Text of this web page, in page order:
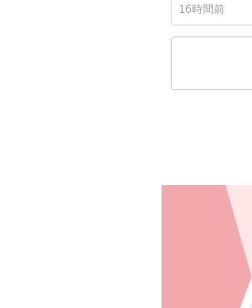
信
数
ポ
ス
16時間前